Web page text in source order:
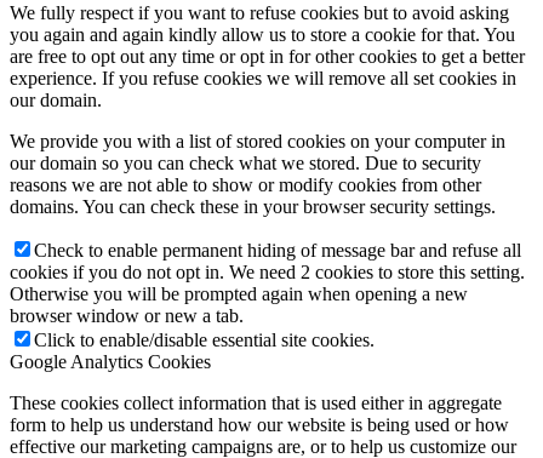
We fully respect if you want to refuse cookies but to avoid asking
you again and again kindly allow us to store a cookie for that. You
are free to opt out any time or opt in for other cookies to get a better
experience. If you refuse cookies we will remove all set cookies in
our domain.
We provide you with a list of stored cookies on your computer in
our domain so you can check what we stored. Due to security
reasons we are not able to show or modify cookies from other
domains. You can check these in your browser security settings.
Check to enable permanent hiding of message bar and refuse all
cookies if you do not opt in. We need 2 cookies to store this setting.
Otherwise you will be prompted again when opening a new
browser window or new a tab.
Click to enable/disable essential site cookies.
Google Analytics Cookies
These cookies collect information that is used either in aggregate
form to help us understand how our website is being used or how
effective our marketing campaigns are, or to help us customize our